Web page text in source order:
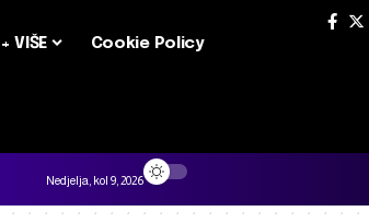
+ VIŠE Cookie Policy
Nedjelja, kol 9, 2026